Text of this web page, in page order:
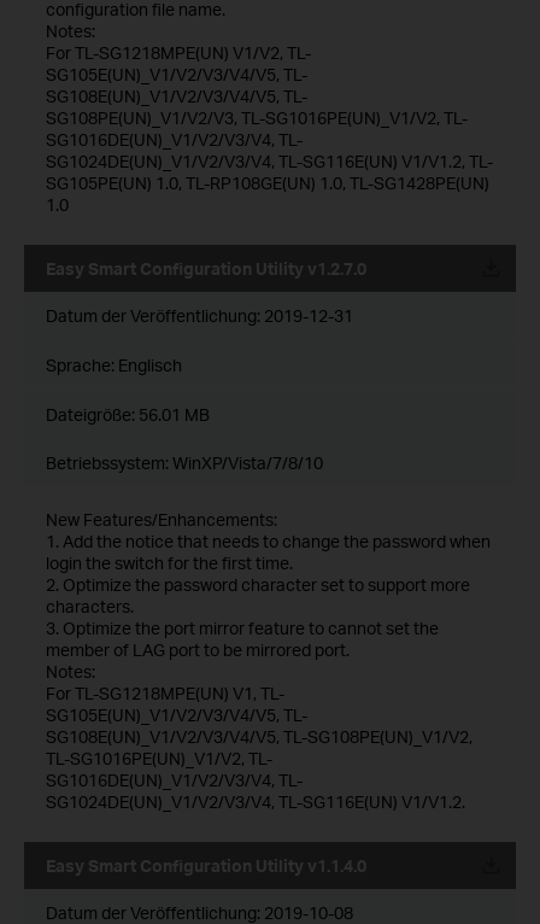
configuration file name.
Notes:
For TL-SG1218MPE(UN) V1/V2, TL-
SG105E(UN)_V1/V2/V3/V4/V5, TL-
SG108E(UN)_V1/V2/V3/V4/V5, TL-
SG108PE(UN)_V1/V2/V3, TL-SG1016PE(UN)_V1/V2, TL-
SG1016DE(UN)_V1/V2/V3/V4, TL-
SG1024DE(UN)_V1/V2/V3/V4, TL-SG116E(UN) V1/V1.2, TL-
SG105PE(UN) 1.0, TL-RP108GE(UN) 1.0, TL-SG1428PE(UN)
1.0
Easy Smart Configuration Utility v1.2.7.0
Datum der Veröffentlichung: 2019-12-31
Sprache: Englisch
Dateigröße: 56.01 MB
Betriebssystem: WinXP/Vista/7/8/10
New Features/Enhancements:
1. Add the notice that needs to change the password when
login the switch for the first time.
2. Optimize the password character set to support more
characters.
3. Optimize the port mirror feature to cannot set the
member of LAG port to be mirrored port.
Notes:
For TL-SG1218MPE(UN) V1, TL-
SG105E(UN)_V1/V2/V3/V4/V5, TL-
SG108E(UN)_V1/V2/V3/V4/V5, TL-SG108PE(UN)_V1/V2,
TL-SG1016PE(UN)_V1/V2, TL-
SG1016DE(UN)_V1/V2/V3/V4, TL-
SG1024DE(UN)_V1/V2/V3/V4, TL-SG116E(UN) V1/V1.2.
Easy Smart Configuration Utility v1.1.4.0
Datum der Veröffentlichung: 2019-10-08